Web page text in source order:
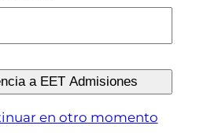
en otro momento